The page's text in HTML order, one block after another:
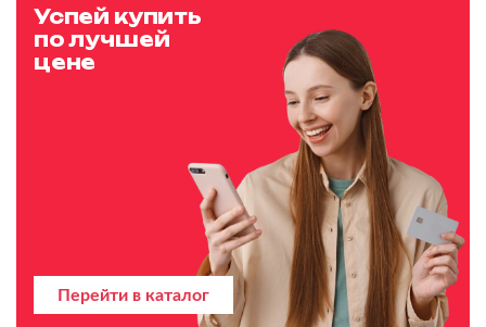
Успей купить
по лучшей
цене
Перейти в каталог